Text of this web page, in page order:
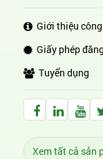
Giới thiệu
Giấy phép
Tuyển dụng
Facebook
Xem tất cả sản